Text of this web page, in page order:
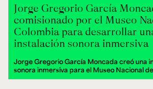
Jorge Gregorio García
comisionado por el Museo
Colombia para desarrollar
instalación sonora inmersiva
Jorge Gregorio García Moncada creó una
sonora inmersiva para el Museo Nacional